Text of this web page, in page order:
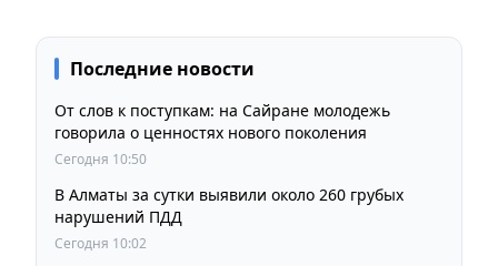
Последние новости
От слов к поступкам: на Сайране молодежь
говорила о ценностях нового поколения
Сегодня 10:50
В Алматы за сутки выявили около 260 грубых
нарушений ПДД
Сегодня 10:02